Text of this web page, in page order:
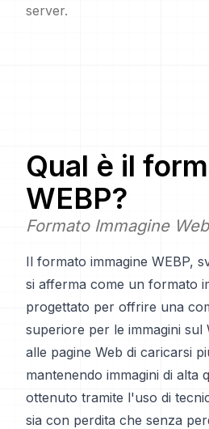
server.
Qual è il
WEBP?
Formato Immagine
Il formato immagine WEBP,
si afferma come un formato
progettato per offrire una
superiore per le immagini sul
alle pagine Web di caricarsi
mantenendo immagini di alta
ottenuto tramite l'uso di
sia con perdita che senza